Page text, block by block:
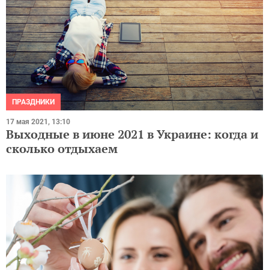
ПРАЗДНИКИ
17 мая 2021, 13:10
Выходные в июне 2021 в Украине: когда и
сколько отдыхаем